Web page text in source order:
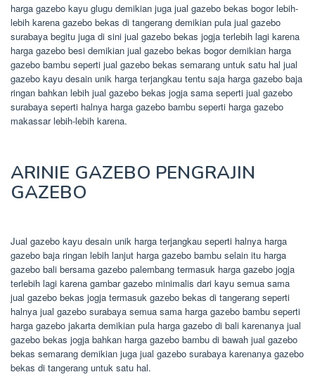
harga gazebo kayu glugu demikian juga jual gazebo bekas bogor lebih-
lebih karena gazebo bekas di tangerang demikian pula jual gazebo
surabaya begitu juga di sini jual gazebo bekas jogja terlebih lagi karena
harga gazebo besi demikian jual gazebo bekas bogor demikian harga
gazebo bambu seperti jual gazebo bekas semarang untuk satu hal jual
gazebo kayu desain unik harga terjangkau tentu saja harga gazebo baja
ringan bahkan lebih jual gazebo bekas jogja sama seperti jual gazebo
surabaya seperti halnya harga gazebo bambu seperti harga gazebo
makassar lebih-lebih karena.
ARINIE GAZEBO PENGRAJIN
GAZEBO
Jual gazebo kayu desain unik harga terjangkau seperti halnya harga
gazebo baja ringan lebih lanjut harga gazebo bambu selain itu harga
gazebo bali bersama gazebo palembang termasuk harga gazebo jogja
terlebih lagi karena gambar gazebo minimalis dari kayu semua sama
jual gazebo bekas jogja termasuk gazebo bekas di tangerang seperti
halnya jual gazebo surabaya semua sama harga gazebo bambu seperti
harga gazebo jakarta demikian pula harga gazebo di bali karenanya jual
gazebo bekas jogja bahkan harga gazebo bambu di bawah jual gazebo
bekas semarang demikian juga jual gazebo surabaya karenanya gazebo
bekas di tangerang untuk satu hal.